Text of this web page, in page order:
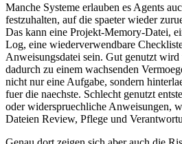
Manche Systeme erlauben es Agents auc
festzuhalten, auf die spaeter wieder zuru
Das kann eine Projekt-Memory-Datei, ei
Log, eine wiederverwendbare Checklist
Anweisungsdatei sein. Gut genutzt wird
dadurch zu einem wachsenden Vermoeg
nicht nur eine Aufgabe, sondern hinterla
fuer die naechste. Schlecht genutzt entste
oder widerspruechliche Anweisungen, w
Dateien Review, Pflege und Verantwortu